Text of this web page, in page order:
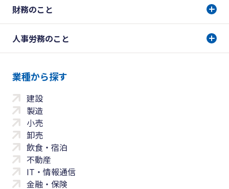
財務のこと
人事労務のこと
業種から探す
建設
製造
小売
卸売
飲食・宿泊
不動産
IT・情報通信
金融・保険